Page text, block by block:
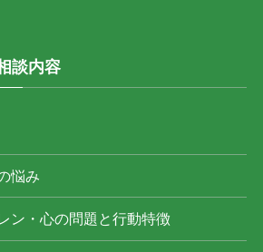
談内容
悩み
ン・心の問題と行動特徴